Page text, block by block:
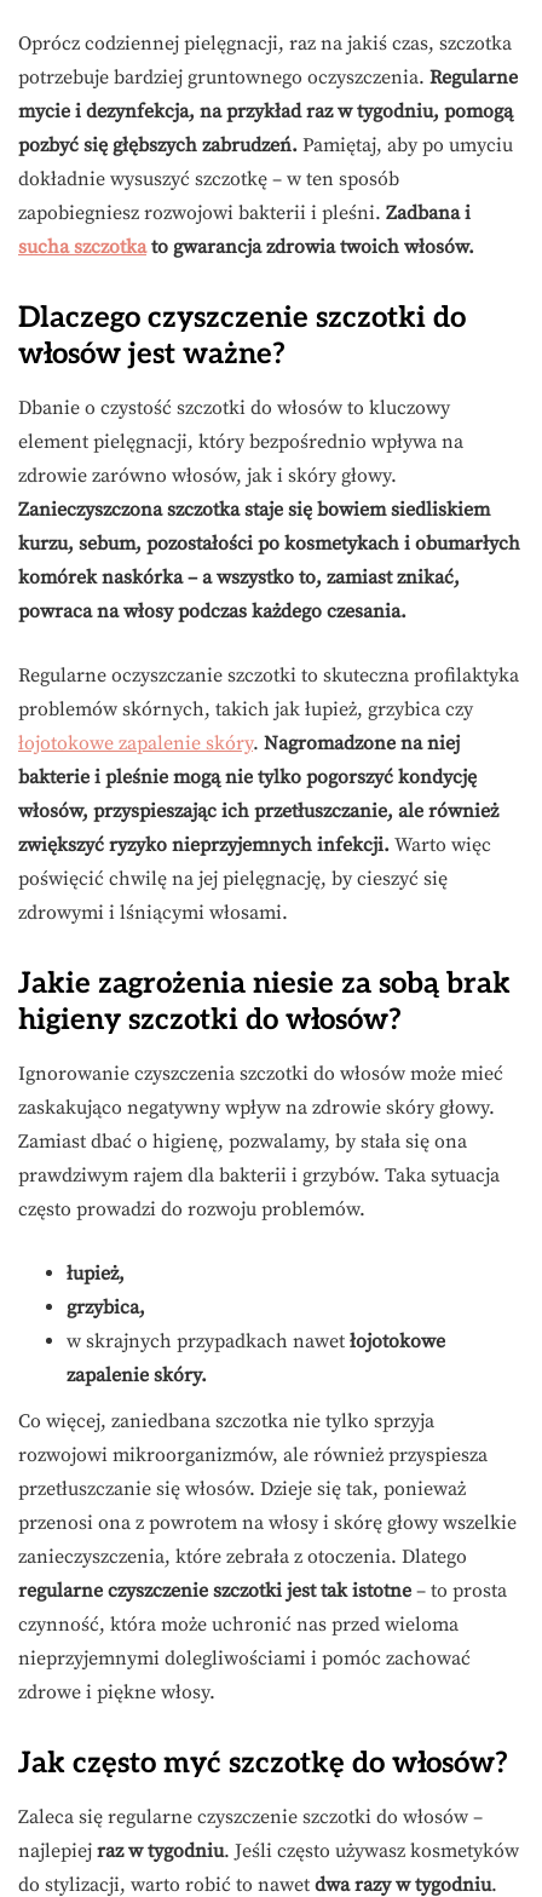
Oprócz codziennej pielęgnacji, raz na jakiś czas, szczotka
potrzebuje bardziej gruntownego oczyszczenia. Regularne
mycie i dezynfekcja, na przykład raz w tygodniu, pomogą
pozbyć się głębszych zabrudzeń. Pamiętaj, aby po umyciu
dokładnie wysuszyć szczotkę – w ten sposób
zapobiegniesz rozwojowi bakterii i pleśni. Zadbana i
sucha szczotkato gwarancja zdrowia twoich włosów.
Dlaczego czyszczenie szczotki do
włosów jest ważne?
Dbanie o czystość szczotki do włosów to kluczowy
element pielęgnacji, który bezpośrednio wpływa na
zdrowie zarówno włosów, jak i skóry głowy.
Zanieczyszczona szczotka staje się bowiem siedliskiem
kurzu, sebum, pozostałości po kosmetykach i obumarłych
komórek naskórka – a wszystko to, zamiast znikać,
powraca na włosy podczas każdego czesania.
Regularne oczyszczanie szczotki to skuteczna profilaktyka
problemów skórnych, takich jak łupież, grzybica czy
łojotokowe zapalenie skóry. Nagromadzone na niej
bakterie i pleśnie mogą nie tylko pogorszyć kondycję
włosów, przyspieszając ich przetłuszczanie, ale również
zwiększyć ryzyko nieprzyjemnych infekcji. Warto więc
poświęcić chwilę na jej pielęgnację, by cieszyć się
zdrowymi i lśniącymi włosami.
Jakie zagrożenia niesie za sobą brak
higieny szczotki do włosów?
Ignorowanie czyszczenia szczotki do włosów może mieć
zaskakująco negatywny wpływ na zdrowie skóry głowy.
Zamiast dbać o higienę, pozwalamy, by stała się ona
prawdziwym rajem dla bakterii i grzybów. Taka sytuacja
często prowadzi do rozwoju problemów.
łupież,
grzybica,
w skrajnych przypadkach nawet łojotokowe
zapalenie skóry.
Co więcej, zaniedbana szczotka nie tylko sprzyja
rozwojowi mikroorganizmów, ale również przyspiesza
przetłuszczanie się włosów. Dzieje się tak, ponieważ
przenosi ona z powrotem na włosy i skórę głowy wszelkie
zanieczyszczenia, które zebrała z otoczenia. Dlatego
regularne czyszczenie szczotki jest tak istotne – to prosta
czynność, która może uchronić nas przed wieloma
nieprzyjemnymi dolegliwościami i pomóc zachować
zdrowe i piękne włosy.
Jak często myć szczotkę do włosów?
Zaleca się regularne czyszczenie szczotki do włosów –
najlepiej raz w tygodniu. Jeśli często używasz kosmetyków
do stylizacji, warto robić to nawet dwa razy w tygodniu.